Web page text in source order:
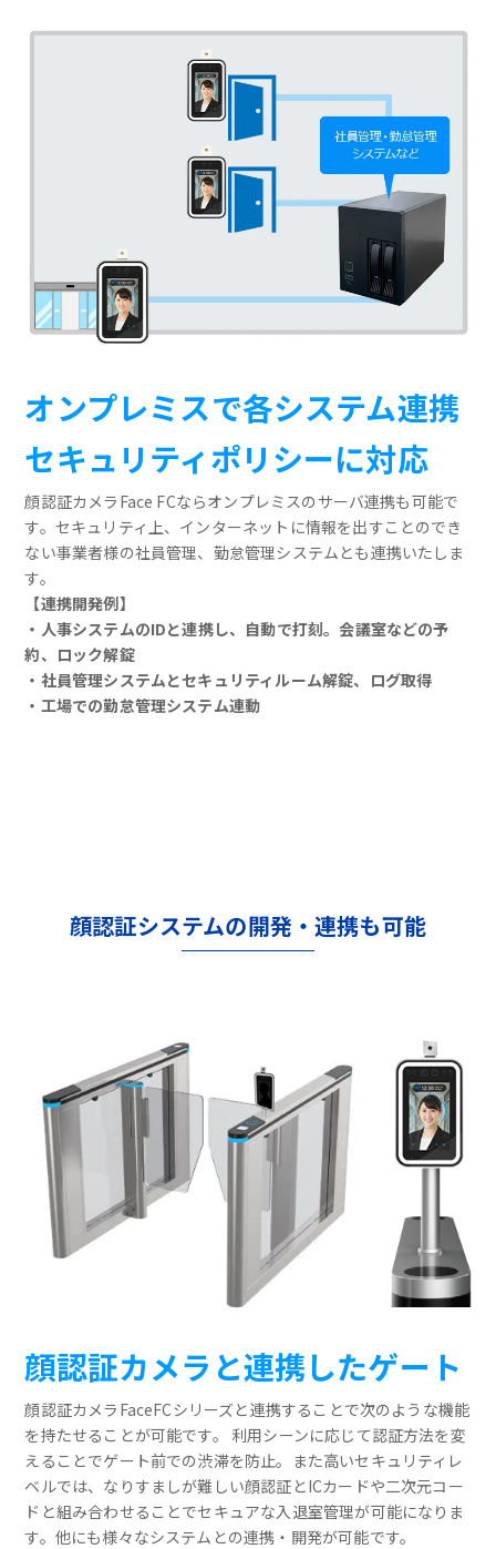
オンプレミスで各システム連携
セキュリティポリシーに対応
顔認証カメラFace FCならオンプレミスのサーバ連携も可能で
す。セキュリティ上、インターネットに情報を出すことのでき
ない事業者様の社員管理、勤怠管理システムとも連携いたしま
す。
【連携開発例】
・人事システムのIDと連携し、自動で打刻。会議室などの予
約、ロック解錠
・社員管理システムとセキュリティルーム解錠、ログ取得
・工場での勤怠管理システム連動
顔認証システムの開発・連携も可能
顔認証カメラと連携したゲート
顔認証カメラFaceFCシリーズと連携することで次のような機能
を持たせることが可能です。 利用シーンに応じて認証方法を変
えることでゲート前での渋滞を防止。また高いセキュリティレ
ベルでは、なりすましが難しい顔認証とICカードや二次元コー
ドと組み合わせることでセキュアな入退室管理が可能になりま
す。他にも様々なシステムとの連携・開発が可能です。